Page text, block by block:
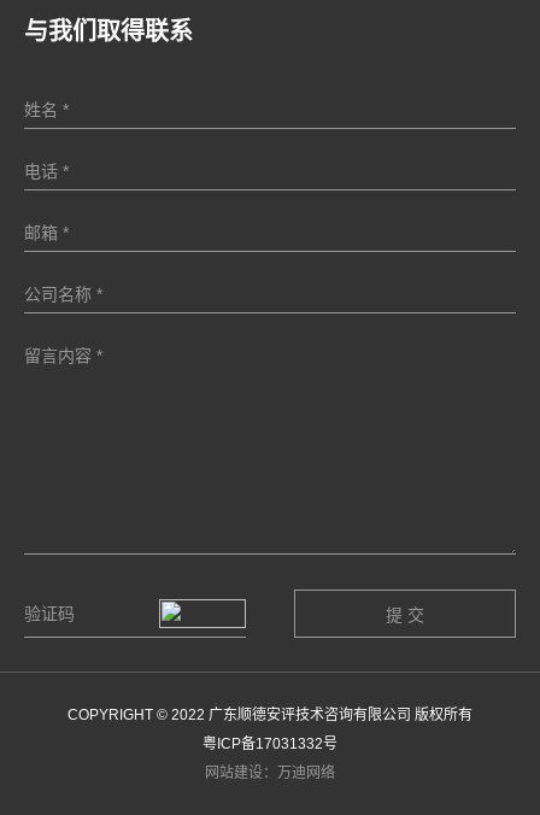
与我们取得联系
COPYRIGHT © 2022 广东顺德安评技术咨询有限公司 版权所有
粤ICP备17031332号
网站建设：万迪网络